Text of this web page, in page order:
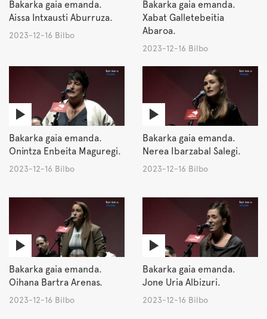
Bakarka gaia emanda.
Aissa Intxausti Aburruza.
2023-12-16 Bilbo
Bakarka gaia emanda.
Xabat Galletebeitia
Abaroa.
2023-12-16 Bilbo
Bakarka gaia emanda.
Onintza Enbeita Maguregi.
2023-12-16 Bilbo
Bakarka gaia emanda.
Nerea Ibarzabal Salegi.
2023-12-16 Bilbo
Bakarka gaia emanda.
Oihana Bartra Arenas.
2023-12-16 Bilbo
Bakarka gaia emanda.
Jone Uria Albizuri.
2023-12-16 Bilbo